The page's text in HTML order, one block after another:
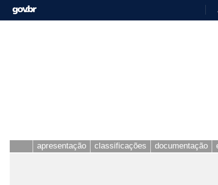
apresentação classificações documentação